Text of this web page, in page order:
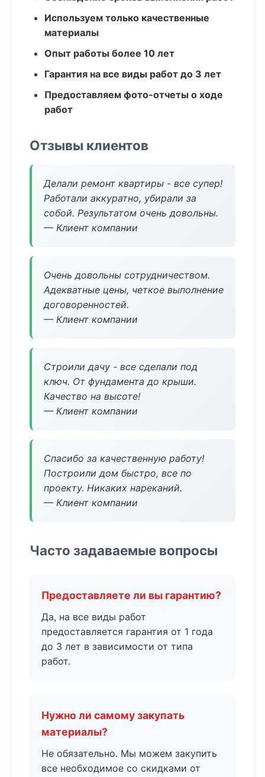
Используем только качественные
материалы
Опыт работы более 10 лет
Гарантия на все виды работ до 3 лет
Предоставляем фото-отчеты о ходе
работ
Отзывы клиентов
Делали ремонт квартиры - все супер!
Работали аккуратно, убирали за
собой. Результатом очень довольны.
— Клиент компании
Очень довольны сотрудничеством.
Адекватные цены, четкое выполнение
договоренностей.
— Клиент компании
Строили дачу - все сделали под
ключ. От фундамента до крыши.
Качество на высоте!
— Клиент компании
Спасибо за качественную работу!
Построили дом быстро, все по
проекту. Никаких нареканий.
— Клиент компании
Часто задаваемые вопросы
Предоставляете ли вы гарантию?
Да, на все виды работ
предоставляется гарантия от 1 года
до 3 лет в зависимости от типа
работ.
Нужно ли самому закупать
материалы?
Не обязательно. Мы можем закупить
все необходимое со скидками от